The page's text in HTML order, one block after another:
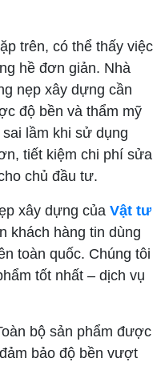
trên, có thể thấy việc
hề đơn giản. Nhà
nẹp xây dựng cần
độ bền và thẩm mỹ
lầm khi sử dụng
tiết kiệm chi phí sửa
chủ đầu tư.
xây dựng của Vật tư
khách hàng tin dùng
toàn quốc. Chúng tôi
tốt nhất – dịch vụ
bộ sản phẩm được
bảo độ bền vượt